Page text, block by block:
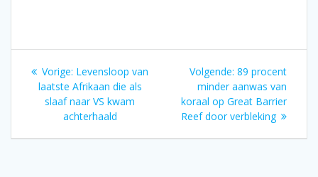
Bericht
navigatie
Vorige: Vorig
bericht:
Levensloop van
laatste Afrikaan die als
slaaf naar VS kwam
achterhaald
Volgende: Volgend
bericht:
89 procent
minder aanwas van
koraal op Great Barrier
Reef door verbleking